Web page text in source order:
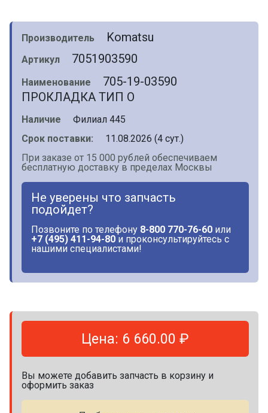
Производитель Komatsu
Артикул 7051903590
Наименование
705-19-03590
ПРОКЛАДКА ТИП О
Наличие
Филиал 445
Срок поставки:
11.08.2026 (4 сут.)
При заказе от 15 000 рублей обеспечиваем
бесплатную доставку в пределах Москвы
Не уверены что запчасть
подойдет?
Позвоните по телефону 8-800 770-76-60 или
+7 (495) 411-94-80 и проконсультируйтесь с
нашими специалистами!
Цена: 6 660.00 ₽
Вы можете добавить запчасть в корзину и
оформить заказ